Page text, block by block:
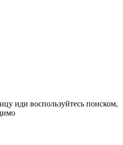
иди воспользуйтесь поиском,